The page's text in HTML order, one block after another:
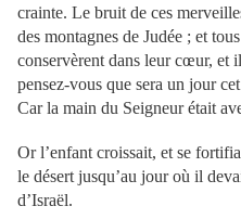
crainte. Le bruit de ces
des montagnes de Judée ; et
conservèrent dans leur cœur, et
pensez-vous que sera un jour
Car la main du Seigneur était
Or l’enfant croissait, et se
le désert jusqu’au jour où il
d’Israël.